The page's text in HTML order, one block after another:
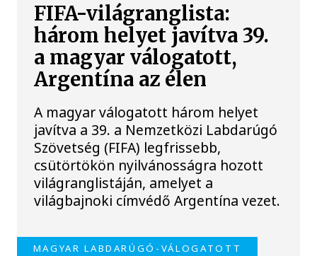
FIFA-világranglista:
három helyet javítva 39.
a magyar válogatott,
Argentína az élen
A magyar válogatott három helyet
javítva a 39. a Nemzetközi Labdarúgó
Szövetség (FIFA) legfrissebb,
csütörtökön nyilvánosságra hozott
világranglistáján, amelyet a
világbajnoki címvédő Argentína vezet.
MAGYAR LABDARÚGÓ-VÁLOGATOTT